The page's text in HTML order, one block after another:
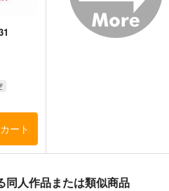
サンプル カート
カート
同人作品または類似商品